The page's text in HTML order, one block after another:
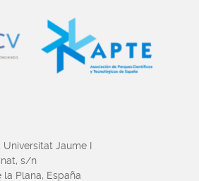
Universitat Jaume I
s/n
la Plana, España